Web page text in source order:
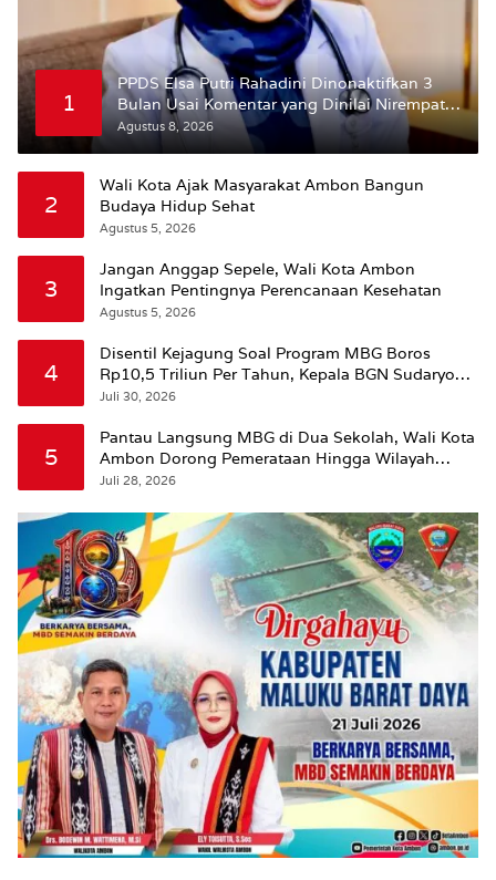
1
PPDS Elsa Putri Rahadini Dinonaktifkan 3
Bulan Usai Komentar yang Dinilai Nirempati
ke Pasien BPJS
Agustus 8, 2026
2
Wali Kota Ajak Masyarakat Ambon Bangun
Budaya Hidup Sehat
Agustus 5, 2026
3
Jangan Anggap Sepele, Wali Kota Ambon
Ingatkan Pentingnya Perencanaan Kesehatan
Agustus 5, 2026
4
Disentil Kejagung Soal Program MBG Boros
Rp10,5 Triliun Per Tahun, Kepala BGN Sudaryono
Beri Penjelasan
Juli 30, 2026
5
Pantau Langsung MBG di Dua Sekolah, Wali Kota
Ambon Dorong Pemerataan Hingga Wilayah
Leitimur Selatan
Juli 28, 2026